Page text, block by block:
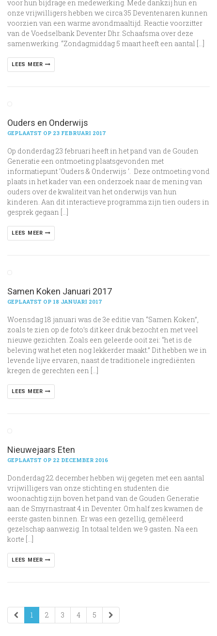
voor hun bijdrage en medewerking. Mede dankzij hun en
onze vrijwilligers hebben we circa 35 Deventenaren kunnen
voorzien van een warme avondmaaltijd. Reactie voorzitter
van de Voedselbank Deventer Dhr. Schaafsma over deze
samenwerking. “Zondagmiddag 5 maart heeft een aantal […]
LEES MEER
Ouders en Onderwijs
GEPLAATST OP 23 FEBRUARI 2017
Op donderdag 23 februari heeft in het pand van de Gouden
Generatie een ontmoeting plaatsgevonden met
informatiepunt ‘Ouders & Onderwijs ‘. Deze ontmoeting vond
plaats in het kader van een onderzoek naar de mening van
ouders over de kwaliteit van het onderwijs van hun
kinderen. Aan dit interactieve programma zijn tien ouders in
gesprek gegaan […]
LEES MEER
Samen Koken Januari 2017
GEPLAATST OP 18 JANUARI 2017
Woensdag 18 januari was de 3e editie van “Samen Koken”,
zoals te zien op de foto’s dit keer druk bezocht en met veel
nieuwe gezichten. Zoals een geleerde ooit zei: “het is de
beleving wat het eten nog lekkerder maakt.” Dit hebben we in
levende lijve ervaren, naast de traditionele ingrediënten
kregen de gerechten een […]
LEES MEER
Nieuwejaars Eten
GEPLAATST OP 22 DECEMBER 2016
Donderdag 22 december hebben wij gegeten met een aantal
vrijwilligers van onze stichting en studenten die
woonachtig zijn boven het pand van de Gouden Generatie
aan de Smyrnastraat 4 in Deventer. Om half zes kwamen de
eerste gasten binnen. Er was een gezellig, gemêleerd
gezelschap aanwezig. In totaal telden we 9 gasten. Na een
korte […]
LEES MEER
1 2 3 4 5